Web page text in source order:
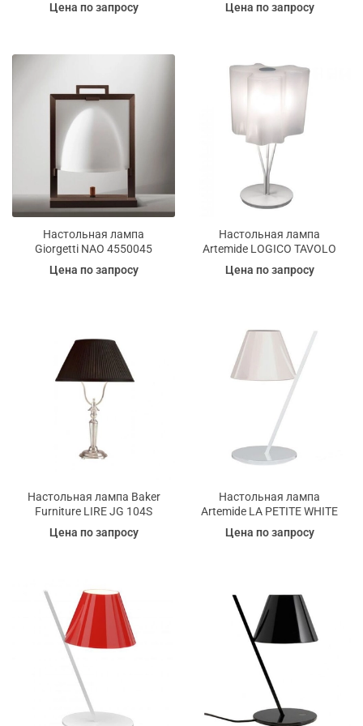
Цена по запросу Цена по запросу
Настольная лампа
Giorgetti NAO 4550045
Цена по запросу
Настольная лампа
Artemide LOGICO TAVOLO
Цена по запросу
Настольная лампа Baker
Furniture LIRE JG 104S
Цена по запросу
Настольная лампа
Artemide LA PETITE WHITE
Цена по запросу